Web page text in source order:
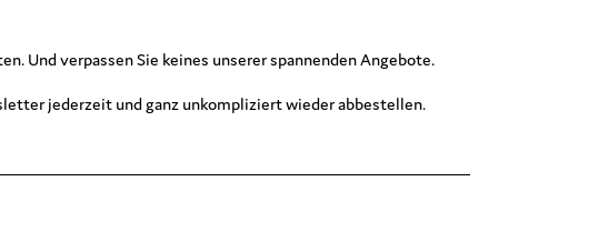
Und verpassen Sie keines unserer spannenden Angebote.
jederzeit und ganz unkompliziert wieder abbestellen.